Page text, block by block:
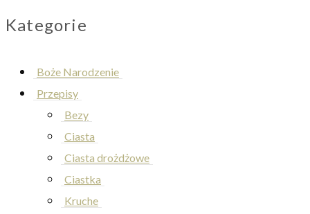
Kategorie
Boże Narodzenie
Przepisy
Bezy
Ciasta
Ciasta drożdżowe
Ciastka
Kruche